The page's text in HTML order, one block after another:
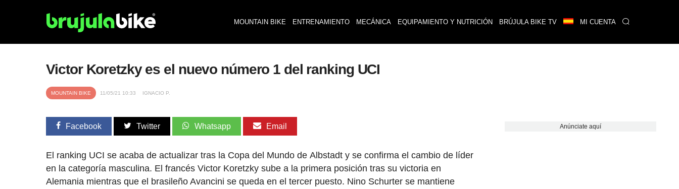
MOUNTAIN BIKE ENTRENAMIENTO MECÁNICA EQUIPAMIENTO Y NUTRICIÓN BRÚJULA BIKE TV MI CUENTA
Victor Koretzky es el nuevo número 1 del ranking UCI
MOUNTAIN BIKE 11/05/21 10:33 IGNACIO P.
Facebook Twitter Whatsapp Email
El ranking UCI se acaba de actualizar tras la Copa del Mundo de Albstadt y se confirma el cambio de líder
en la categoría masculina. El francés Victor Koretzky sube a la primera posición tras su victoria en
Alemania mientras que el brasileño Avancini se queda en el tercer puesto. Nino Schurter se mantiene
Anúnciate aquí